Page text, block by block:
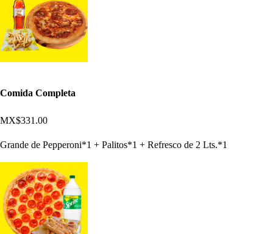
Comida Completa
MX$331.00
Grande de Pepperoni*1 + Palitos*1 + Refresco de 2 Lts.*1